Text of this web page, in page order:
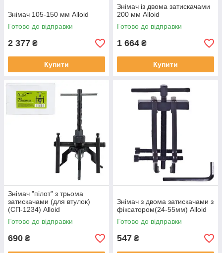
Знімач 105-150 мм Alloid
Готово до відправки
2 377 ₴
Купити
Знімач із двома затискачами
200 мм Alloid
Готово до відправки
1 664 ₴
Купити
Знімач "пілот" з трьома
затискачами (для втулок)
(СП-1234) Alloid
Готово до відправки
690 ₴
Знімач з двома затискачами з
фіксатором(24-55мм) Alloid
Готово до відправки
547 ₴